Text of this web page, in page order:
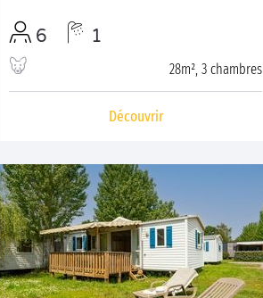
6 1
28m², 3 chambres
Découvrir